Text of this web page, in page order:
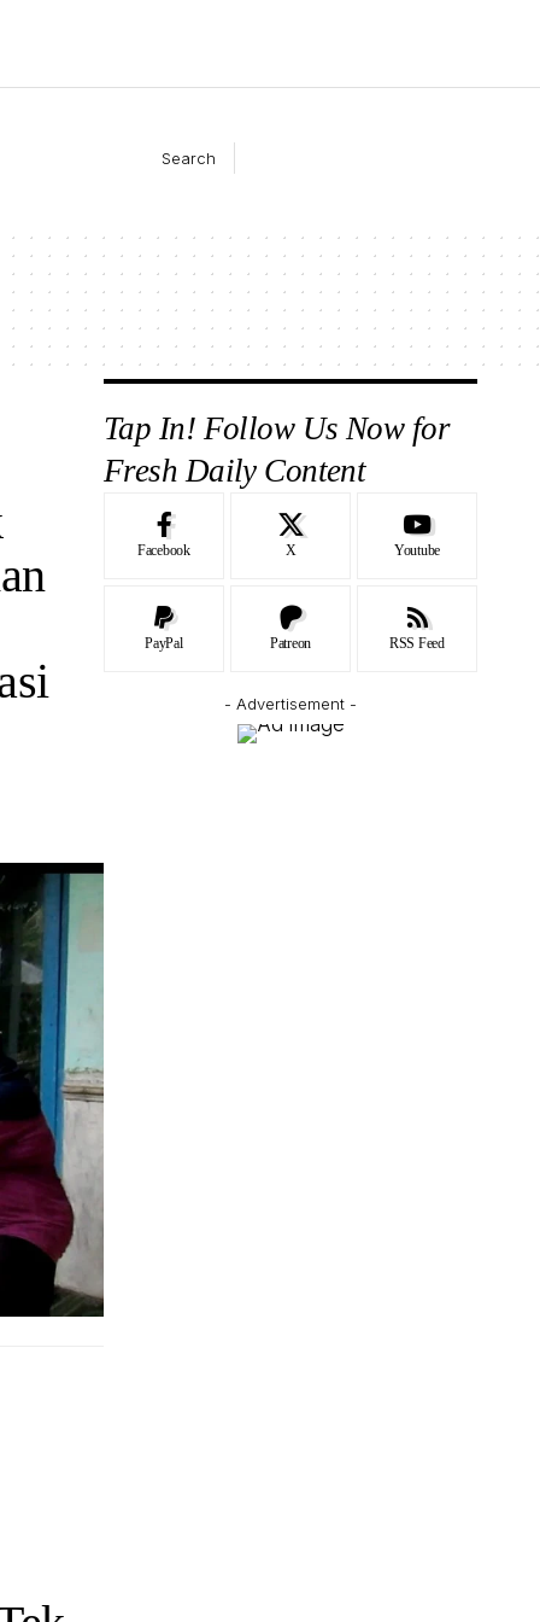
Search
Tap In! Follow Us Now for
Fresh Daily Content
Facebook X Youtube
PayPal Patreon RSS Feed
- Advertisement -